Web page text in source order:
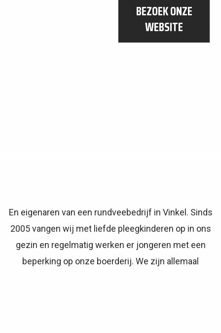
BEZOEK ONZE
WEBSITE
En eigenaren van een rundveebedrijf in Vinkel. Sinds
2005 vangen wij met liefde pleegkinderen op in ons
gezin en regelmatig werken er jongeren met een
beperking op onze boerderij. We zijn allemaal